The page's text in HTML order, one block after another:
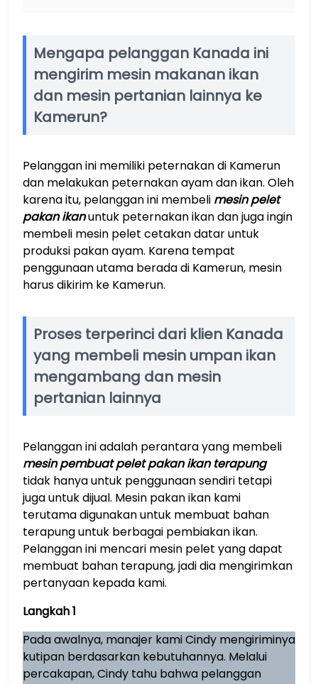
Mengapa pelanggan Kanada ini
mengirim mesin makanan ikan
dan mesin pertanian lainnya ke
Kamerun?
Pelanggan ini memiliki peternakan di Kamerun
dan melakukan peternakan ayam dan ikan. Oleh
karena itu, pelanggan ini membeli mesin pelet
pakan ikanuntuk peternakan ikan dan juga ingin
membeli mesin pelet cetakan datar untuk
produksi pakan ayam. Karena tempat
penggunaan utama berada di Kamerun, mesin
harus dikirim ke Kamerun.
Proses terperinci dari klien Kanada
yang membeli mesin umpan ikan
mengambang dan mesin
pertanian lainnya
Pelanggan ini adalah perantara yang membeli
mesin pembuat pelet pakan ikan terapung
tidak hanya untuk penggunaan sendiri tetapi
juga untuk dijual. Mesin pakan ikan kami
terutama digunakan untuk membuat bahan
terapung untuk berbagai pembiakan ikan.
Pelanggan ini mencari mesin pelet yang dapat
membuat bahan terapung, jadi dia mengirimkan
pertanyaan kepada kami.
Langkah 1
Pada awalnya, manajer kami Cindy mengiriminya
kutipan berdasarkan kebutuhannya. Melalui
percakapan, Cindy tahu bahwa pelanggan